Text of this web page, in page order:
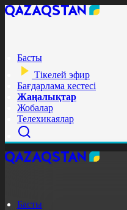
Басты
Тікелей эфир
Бағдарлама кестесі
Жаңалықтар
Жобалар
Телехикаялар
Басты